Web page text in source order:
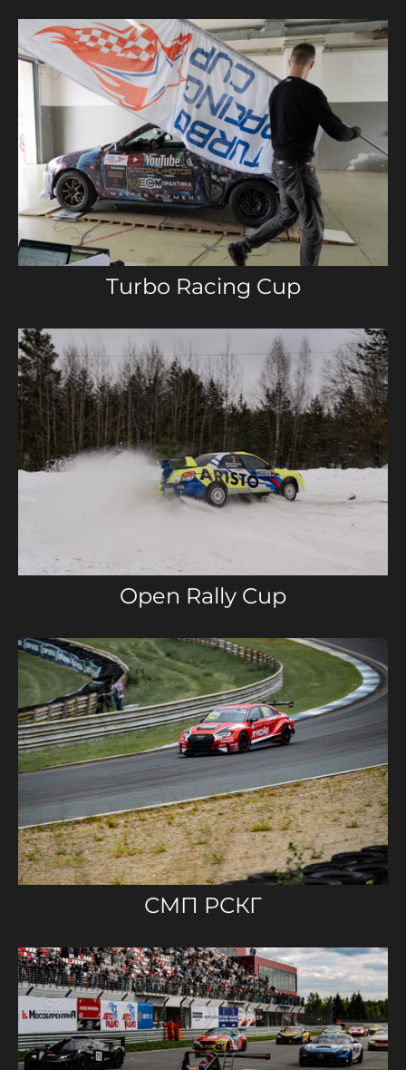
Turbo Racing Cup
Open Rally Cup
СМП РСКГ